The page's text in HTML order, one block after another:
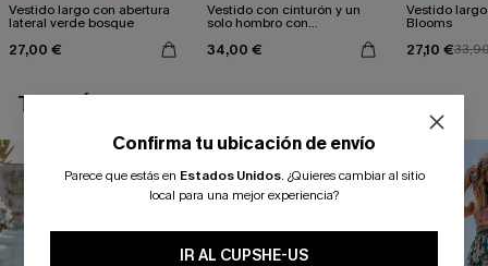
Vestido largo con abertura
lateral verde bosque
27,00 €
Vestido con cinturón y un
solo hombro con
34,00 €
Vestido
Blooms
27,10 €
TAMBIÉN TE PUEDE GUSTAR
Confirma tu ubicación de envío
Parece que estás en Estados Unidos. ¿Quieres cambiar al sitio
local para una mejor experiencia?
IR AL CUPSHE-US